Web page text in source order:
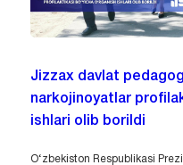
Jizzax davlat
narkojinoyatlar
ishlari olib borildi
O‘zbekiston Respublikasi